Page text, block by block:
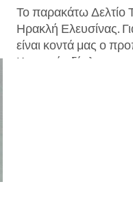
Το παρακάτω Δελτίο
Ηρακλή Ελευσίνας.
είναι κοντά μας ο
Κοπιτσής δίπλα του ο...